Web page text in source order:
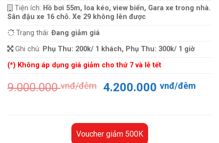
Tiện ích: Hồ bơi 55m, loa kéo, view biển, Gara xe trong nhà.
Sân đậu xe 16 chỗ. Xe 29 không lên được
Trạng thái: Đang giảm giá
Ghi chú: Phụ Thu: 200k/ 1 khách, Phụ Thu: 300k/ 1 giờ
(*) Không áp dụng giá giảm cho thứ 7 và lễ tết
9.000.000vnđ/đêm
Giá
9.000.000 vnđ/
đêm.
4.200.000vnđ/đêm
Voucher giảm 500K